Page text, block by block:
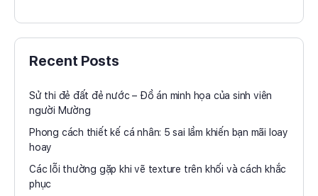
Recent Posts
Sử thi đẻ đất đẻ nước – Đồ án minh họa của sinh viên
người Mường
Phong cách thiết kế cá nhân: 5 sai lầm khiến bạn mãi loay
hoay
Các lỗi thường gặp khi vẽ texture trên khối và cách khắc
phục